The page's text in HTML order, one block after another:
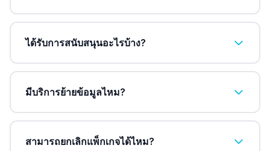
ได้รับการสนับสนุนอะไรบ้าง?
มีบริการย้ายข้อมูลไหม?
สามารถยกเลิกแพ็กเกจได้ไหม?